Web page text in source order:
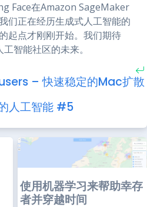
Face在Amazon SageMaker
们正在经历生成式人工智能的
起点才刚刚开始。我们期待
智能社区的未来。
– 快速稳定的Mac扩散
人工智能 #5
使用机器学习来帮助幸存
者并穿越时间